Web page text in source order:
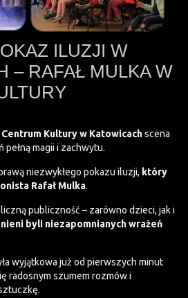
ILUZJI W
– RAFAŁ MULKA W
Centrum Kultury w Katowicachscena
pełną magii i zachwytu.
niezwykłego pokazu iluzji, który
Rafał Mulka.
publiczność – zarówno dzieci, jak i
byli niezapomnianych wrażeń
wyjątkowa już od pierwszych minut
radosnym szumem rozmów i